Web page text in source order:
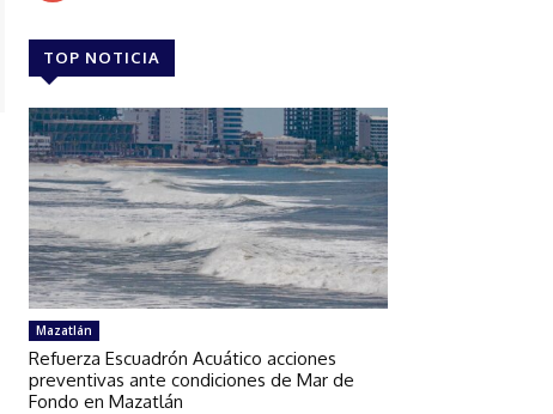
TOP NOTICIA
Mazatlán
Refuerza Escuadrón Acuático acciones
preventivas ante condiciones de Mar de
Fondo en Mazatlán